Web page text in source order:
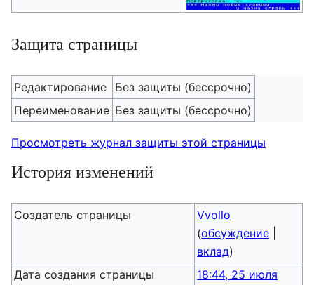
Защита страницы
Редактирование
Без защиты (бессрочно)
Переименование Без защиты (бессрочно)
Просмотреть журнал защиты этой страницы
История изменений
Создатель страницы
Vvollo
(обсуждение
вклад)
Дата создания страницы
18:44, 25 июля